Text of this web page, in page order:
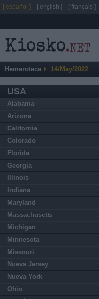
Hemeroteca 14/May/2022
USA
Alabama
Arizona
California
Colorado
Florida
Georgia
Illinois
Indiana
Maryland
Massachusetts
Michigan
Minnesota
Missouri
Nueva Jersey
Nueva York
Ohio
[ español ] [ english ] [ français ]